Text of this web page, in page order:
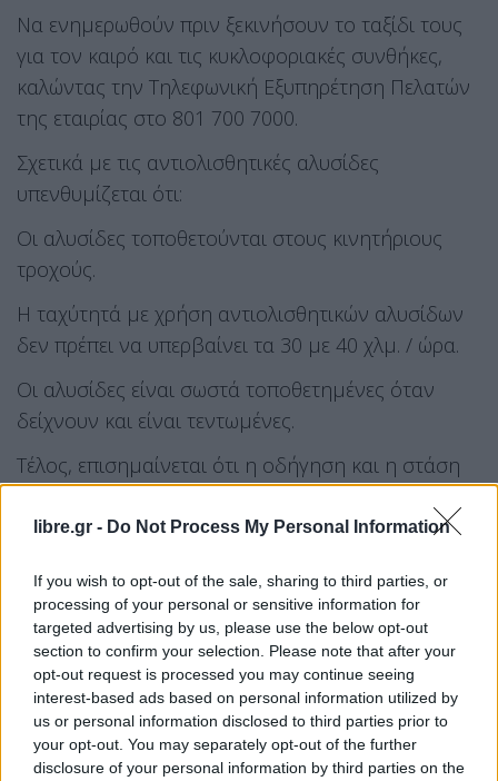
libre.gr - Do Not Process My Personal Information
If you wish to opt-out of the sale, sharing to third parties, or
processing of your personal or sensitive information for
targeted advertising by us, please use the below opt-out
section to confirm your selection. Please note that after your
opt-out request is processed you may continue seeing
interest-based ads based on personal information utilized by
us or personal information disclosed to third parties prior to
your opt-out. You may separately opt-out of the further
disclosure of your personal information by third parties on the
Να ενημερωθούν πριν ξεκινήσουν το ταξίδι τους
για τον καιρό και τις κυκλοφοριακές συνθήκες,
καλώντας την Τηλεφωνική Εξυπηρέτηση Πελατών
της εταιρίας στο 801 700 7000.
Σχετικά με τις αντιολισθητικές αλυσίδες
υπενθυμίζεται ότι:
Οι αλυσίδες τοποθετούνται στους κινητήριους
τροχούς.
Η ταχύτητά με χρήση αντιολισθητικών αλυσίδων
δεν πρέπει να υπερβαίνει τα 30 με 40 χλμ. / ώρα.
Οι αλυσίδες είναι σωστά τοποθετημένες όταν
δείχνουν και είναι τεντωμένες.
Τέλος, επισημαίνεται ότι η οδήγηση και η στάση
επικίνδυνη για τον οδηγό και το όχημά του.
Χρήση της ΛΕΑ πρέπει να γίνεται μόνο σε
περιπτώσεις έκτακτης ανάγκης.
Ο καιρός την Κυριακή
Βροχές κυρίως στο Αιγαίο και τα νοτιοανατολικά
ηπειρωτικά και χιόνια στα ορεινά και προς το
βράδυ σε περιοχές χαμηλού υψομέτρου της
Ανατολικής Στερεάς και Θεσσαλίας, αναμένονται